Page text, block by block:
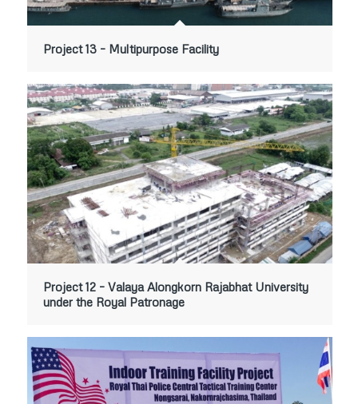
Project 13 – Multipurpose Facility
Project 12 – Valaya Alongkorn Rajabhat University
under the Royal Patronage